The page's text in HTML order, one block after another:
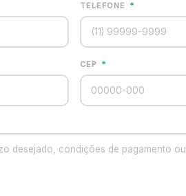
TELEFONE *
CEP *